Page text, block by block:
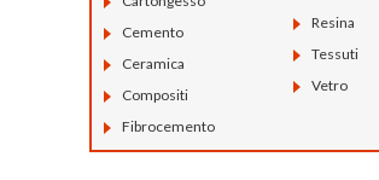
Cemento
Ceramica
Compositi
Fibrocemento
Resina
Tessuti
Vetro